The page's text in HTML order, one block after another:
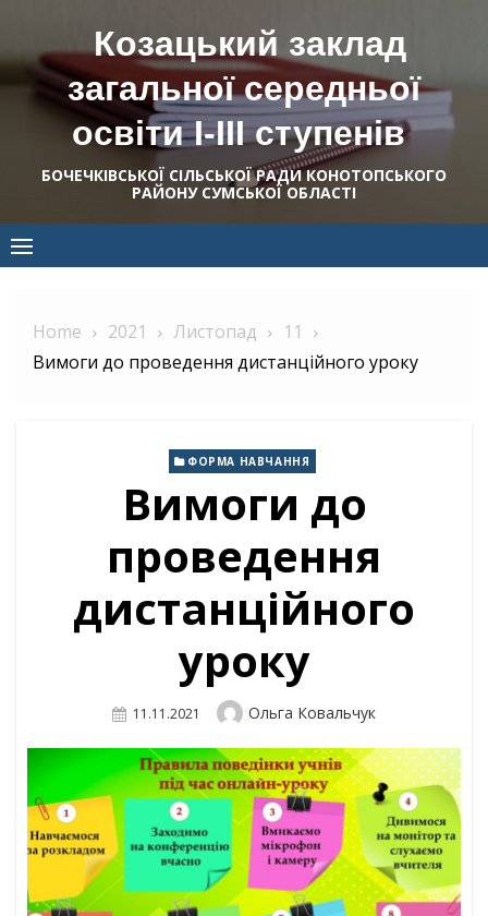
content
Козацький заклад
загальної середньої
освіти І-ІІІ ступенів
БОЧЕЧКІВСЬКОЇ СІЛЬСЬКОЇ РАДИ КОНОТОПСЬКОГО
РАЙОНУ СУМСЬКОЇ ОБЛАСТІ
Home 2021 Листопад
11
Вимоги до проведення дистанційного уроку
ФОРМА НАВЧАННЯ
Вимоги до
проведення
дистанційного
уроку
Posted
11.11.2021 Author
Ольга Ковальчук